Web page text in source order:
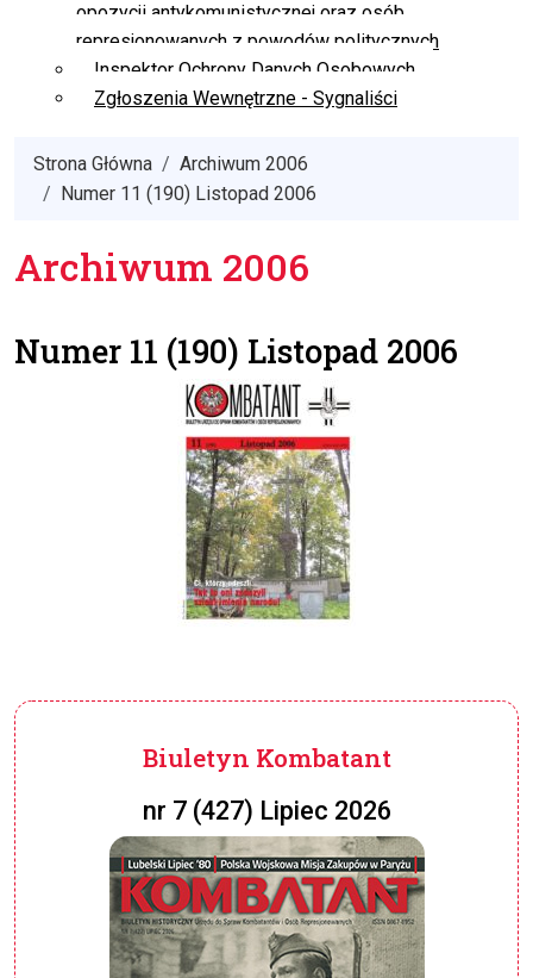
opozycji antykomunistycznej oraz osób
represjonowanych z powodów politycznych
Inspektor Ochrony Danych Osobowych
Zgłoszenia Wewnętrzne - Sygnaliści
Strona Główna
Archiwum 2006
Numer 11 (190) Listopad 2006
Archiwum 2006
Numer 11 (190) Listopad 2006
Biuletyn Kombatant
nr 7 (427) Lipiec 2026